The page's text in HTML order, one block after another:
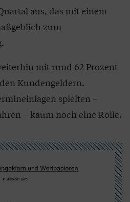
aus, das mit einem
zum
mit rund 62 Prozent
Kundengeldern.
spielten –
– kaum noch eine Rolle.